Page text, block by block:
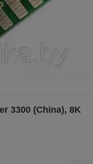
3300 (China), 8K